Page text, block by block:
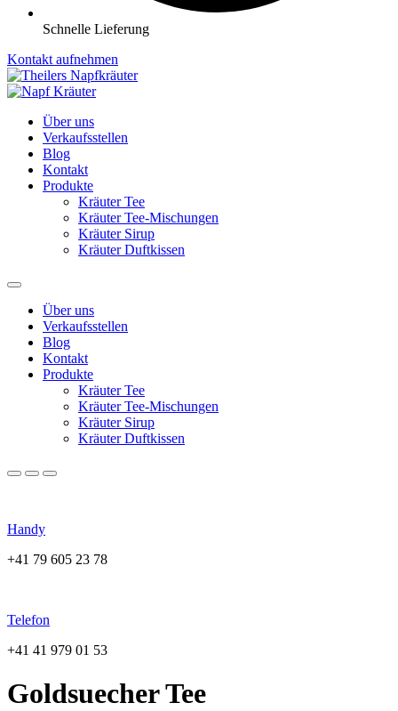
Schnelle Lieferung
Kontakt aufnehmen
Über uns
Verkaufsstellen
Blog
Kontakt
Produkte
Kräuter Tee
Kräuter Tee-Mischungen
Kräuter Sirup
Kräuter Duftkissen
Über uns
Verkaufsstellen
Blog
Kontakt
Produkte
Kräuter Tee
Kräuter Tee-Mischungen
Kräuter Sirup
Kräuter Duftkissen
Handy
+41 79 605 23 78
Telefon
+41 41 979 01 53
Goldsuecher Tee